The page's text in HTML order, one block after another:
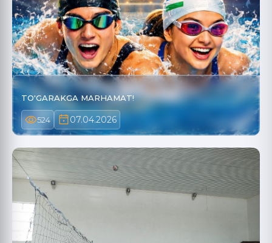
TO'GARAKGA MARHAMAT!
524 07.04.2026